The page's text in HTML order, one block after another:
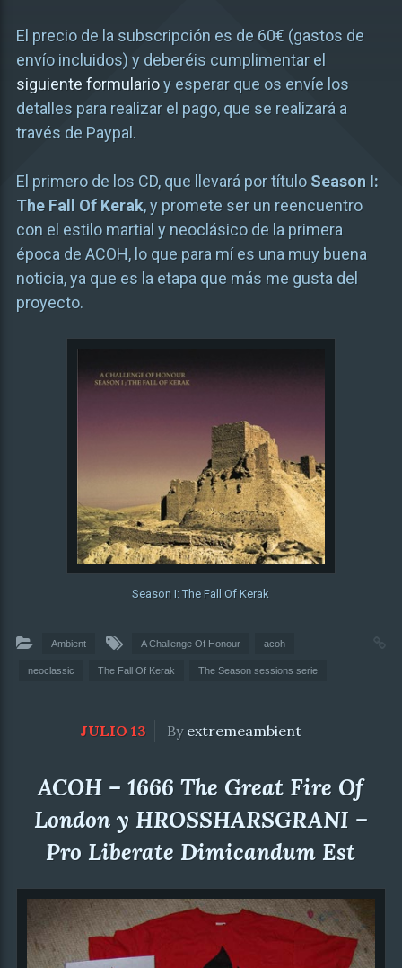
El precio de la subscripción es de 60€ (gastos de
envío incluidos) y deberéis cumplimentar el
siguiente formularioy esperar que os envíe los
detalles para realizar el pago, que se realizará a
través de Paypal.
El primero de los CD, que llevará por título Season I:
The Fall Of Kerak, y promete ser un reencuentro
con el estilo martial y neoclásico de la primera
época de ACOH, lo que para mí es una muy buena
noticia, ya que es la etapa que más me gusta del
proyecto.
Season I: The Fall Of Kerak
Ambient A Challenge Of Honour acoh
neoclassic The Fall Of Kerak The Season sessions serie
JULIO 13 By extremeambient
ACOH – 1666 The Great Fire Of
London y HROSSHARSGRANI –
Pro Liberate Dimicandum Est